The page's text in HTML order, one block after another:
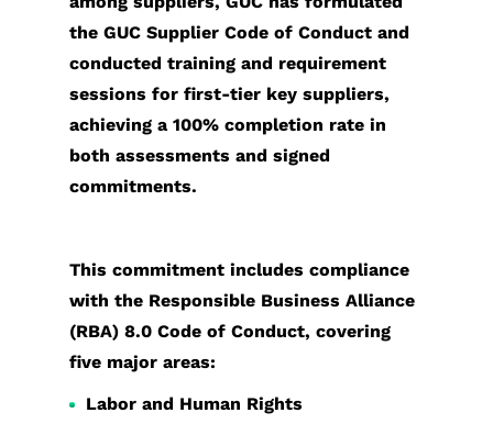
the GUC Supplier Code of Conduct and
conducted training and requirement
sessions for first-tier key suppliers,
achieving a 100% completion rate in
both assessments and signed
commitments.
This commitment includes compliance
with the Responsible Business Alliance
(RBA) 8.0 Code of Conduct, covering
five major areas:
Labor and Human Rights